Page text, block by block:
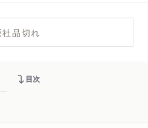
社品切れ
目次